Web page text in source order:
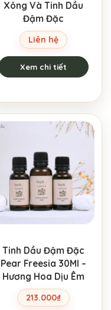
Xông Và Tinh Dầu
Đậm Đặc
Liên hệ
Xem chi tiết
Tinh Dầu Đậm Đặc
Pear Freesia 30Ml –
Hương Hoa Dịu Êm
213.000₫